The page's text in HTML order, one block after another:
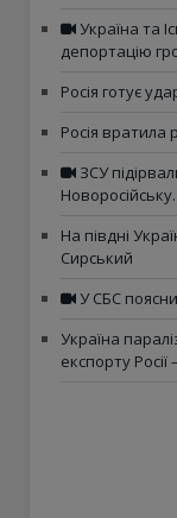
Україна та
депортацію
Росія готує
Росія вратила
ЗСУ
На півдні
Сирський
У СБС
Україна
експорту Росії